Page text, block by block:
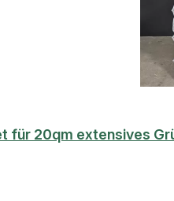
für 20qm extensives